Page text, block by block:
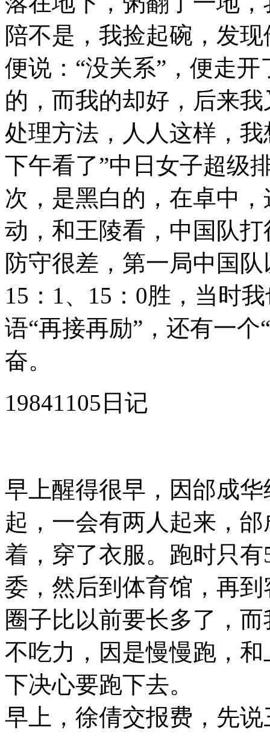
陪不是，我捡起碗，发
便说：“没关系”，便走
的，而我的却好，后来
处理方法，人人这样，我
下午看了”中日女子超级
次，是黑白的，在卓中
动，和王陵看，中国队
防守很差，第一局中国
15：1、15：0胜，当时
语“再接再励”，还有一
奋。
19841105日记
早上醒得很早，因邰成
起，一会有两人起来，
着，穿了衣服。跑时只
委，然后到体育馆，再
圈子比以前要长多了，
不吃力，因是慢慢跑，
下决心要跑下去。
早上，徐倩交报费，先